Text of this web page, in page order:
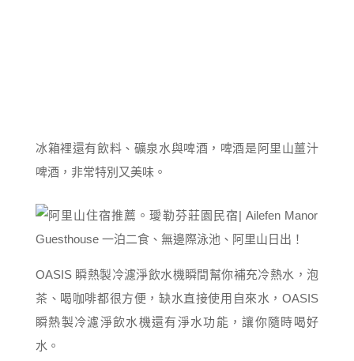
冰箱裡還有飲料、礦泉水與啤酒，啤酒是阿里山薑汁
啤酒，非常特別又美味。
OASIS 瞬熱製冷濾淨飲水機瞬間幫你補充冷熱水，泡
茶、喝咖啡都很方便，缺水直接使用自來水，OASIS
瞬熱製冷濾淨飲水機還有淨水功能，讓你隨時喝好
水。